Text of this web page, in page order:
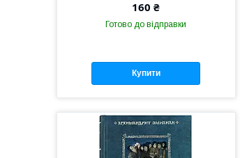
160 ₴
Готово до відправки
Купити